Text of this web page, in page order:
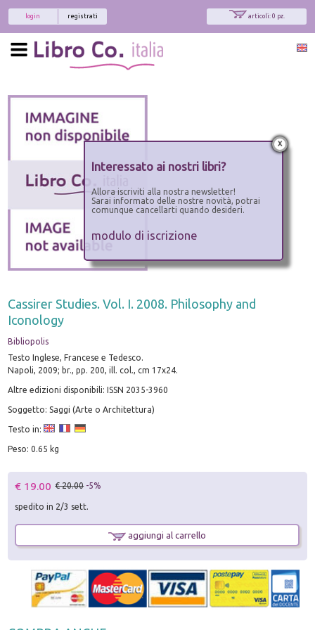
articoli: 0 pz.
registrati
login
Cassirer Studies. Vol. I. 2008. Philosophy and
Iconology
Bibliopolis
Testo Inglese, Francese e Tedesco.
Napoli, 2009; br., pp. 200, ill. col., cm 17x24.
Altre edizioni disponibili: ISSN 2035-3960
Soggetto: Saggi (Arte o Architettura)
Testo in:
Peso: 0.65 kg
€ 19.00 € 20.00 -5%
spedito in 2/3 sett.
aggiungi al carrello
x
Interessato ai nostri libri?
Allora iscriviti alla nostra newsletter!
Sarai informato delle nostre novità, potrai
comunque cancellarti quando desideri.
modulo di iscrizione